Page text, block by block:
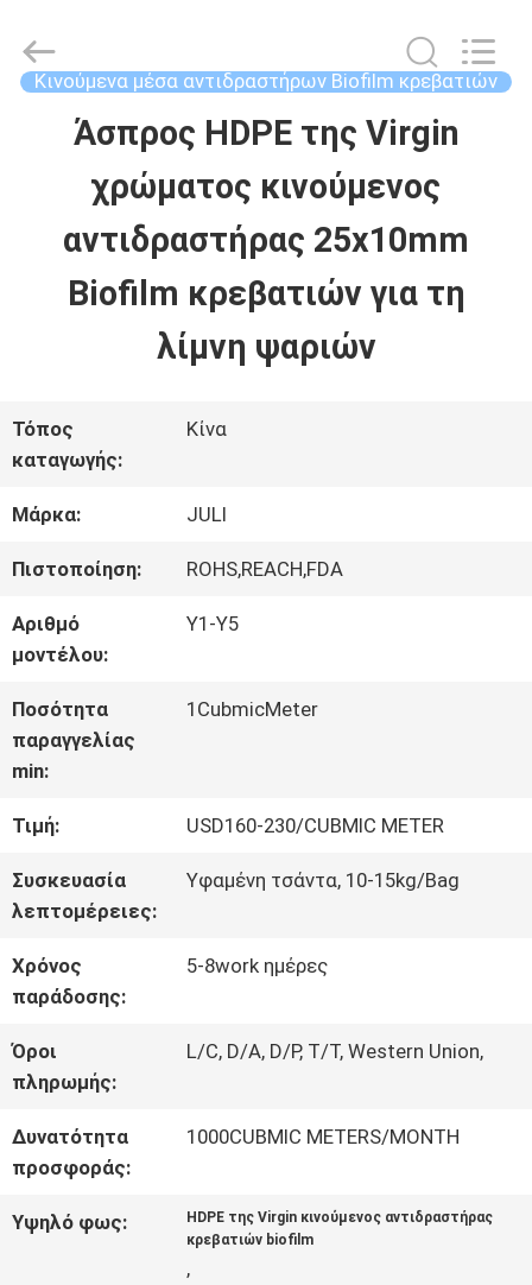
ΣΠΊΤΙ
ΠΡΟΪΌΝΤΑ
ΣΧΕΤΙΚΆ
ΕΜΆΣ
ΕΠΙΣΚΕΨΉ
ΕΡΓΟΣΤΑΣΊΟΥ
ΈΛΕΓΧΟΣ
ΠΟΙΌΤΗΤΑΣ
ΕΠΙΚΟΙΝΩΝΉΣΤΕ
ΜΑΖΊ
ΜΑΣ
ΖΗΤΉΣΤΕ
ΠΡΟΣΦΟΡΆ
SITEMAP
Plastic
CO.,LTD.
Κινούμενα μέσα αντιδραστήρων Biofilm κρεβατιών
Άσπρος HDPE της Virgin
χρώματος κινούμενος
αντιδραστήρας 25x10mm
Biofilm κρεβατιών για τη
λίμνη ψαριών
Τόπος
καταγωγής:
Κίνα
Μάρκα: JULI
Πιστοποίηση: ROHS,REACH,FDA
Αριθμό
μοντέλου:
Y1-Y5
Ποσότητα
παραγγελίας
min:
1CubmicMeter
Τιμή: USD160-230/CUBMIC METER
Συσκευασία
λεπτομέρειες:
Υφαμένη τσάντα, 10-15kg/Bag
Χρόνος
παράδοσης:
5-8work ημέρες
Όροι
πληρωμής:
L/C, D/A, D/P, T/T, Western Union,
Δυνατότητα
προσφοράς:
1000CUBMIC METERS/MONTH
Υψηλό φως:
HDPE της Virgin κινούμενος αντιδραστήρας
κρεβατιών biofilm
,